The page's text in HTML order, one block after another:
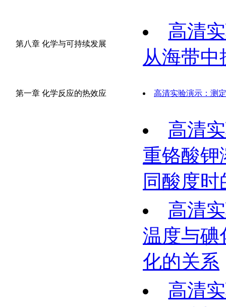
第八章 化学与可持续发展
高清
从海带中
第一章 化学反应的热效应 高清实验演示：测
高清
重铬酸钾
同酸度时
高清
温度与碘
化的关系
高清